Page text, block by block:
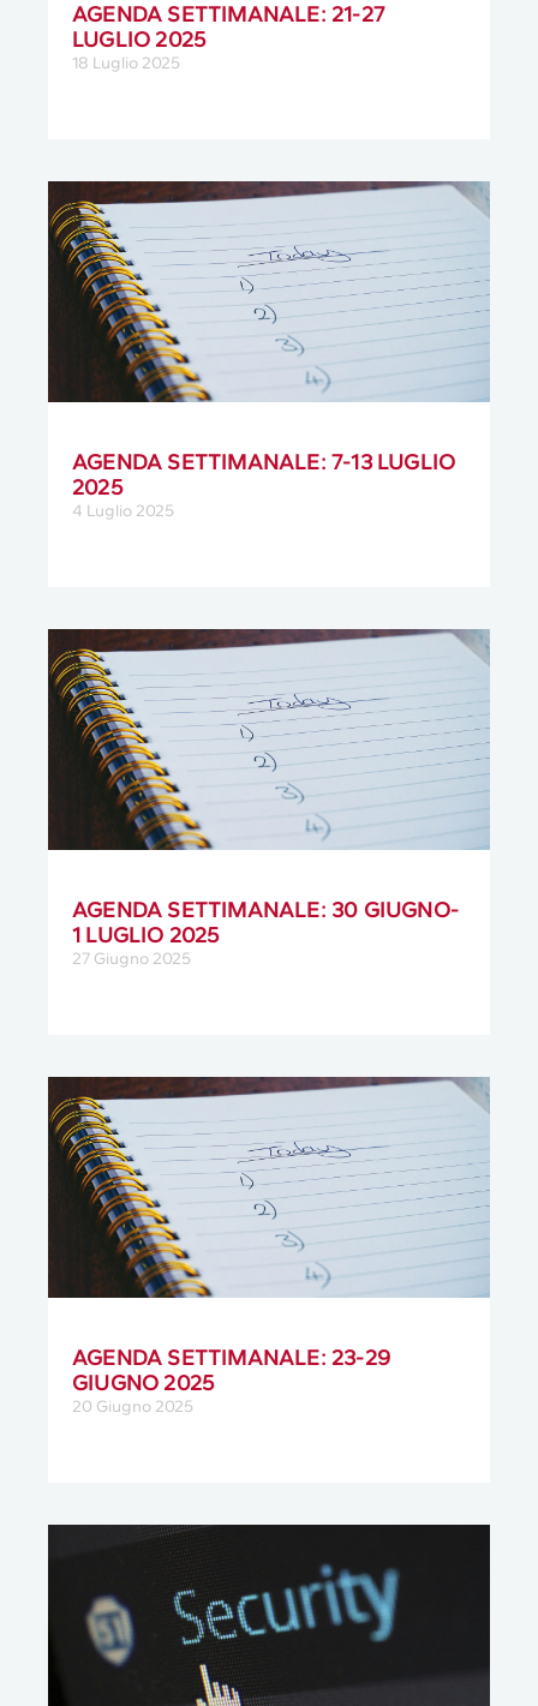
AGENDA SETTIMANALE: 21-27
LUGLIO 2025
18 Luglio 2025
AGENDA SETTIMANALE: 7-13 LUGLIO
2025
4 Luglio 2025
AGENDA SETTIMANALE: 30 GIUGNO-
1 LUGLIO 2025
27 Giugno 2025
AGENDA SETTIMANALE: 23-29
GIUGNO 2025
20 Giugno 2025